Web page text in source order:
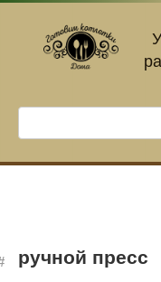
контенту
ручной пресс